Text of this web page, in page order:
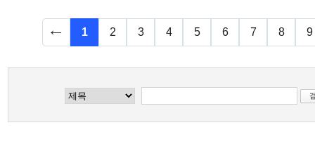
1 2 3 4 5 6 7 8 9